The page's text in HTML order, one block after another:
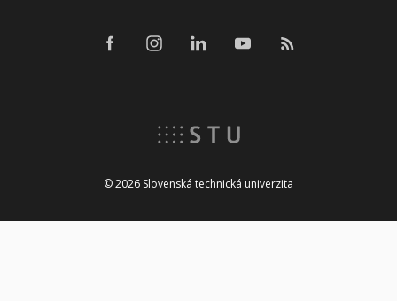
© 2026 Slovenská technická univerzita